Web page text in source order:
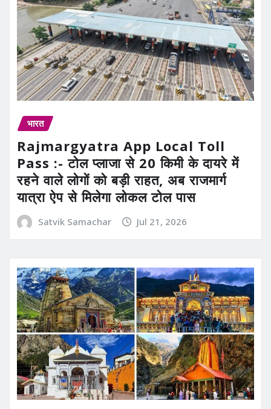
भारत
Rajmargyatra App Local Toll
Pass :- टोल प्लाजा से 20 किमी के दायरे में
रहने वाले लोगों को बड़ी राहत, अब राजमार्ग
यात्रा ऐप से मिलेगा लोकल टोल पास
Satvik Samachar Jul 21, 2026